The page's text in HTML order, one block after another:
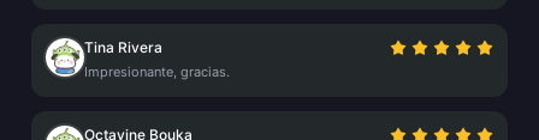
Tina Rivera
Impresionante, gracias.
Octavine Bouka